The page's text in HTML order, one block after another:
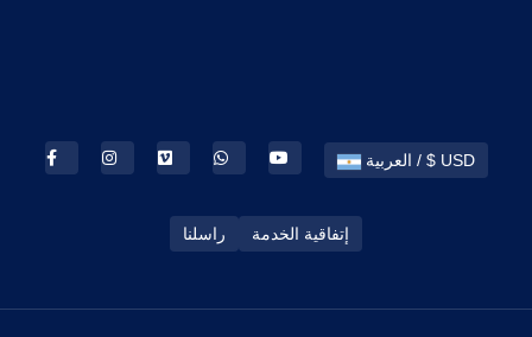
العربية / $ USD
راسلنا إتفاقية الخدمة